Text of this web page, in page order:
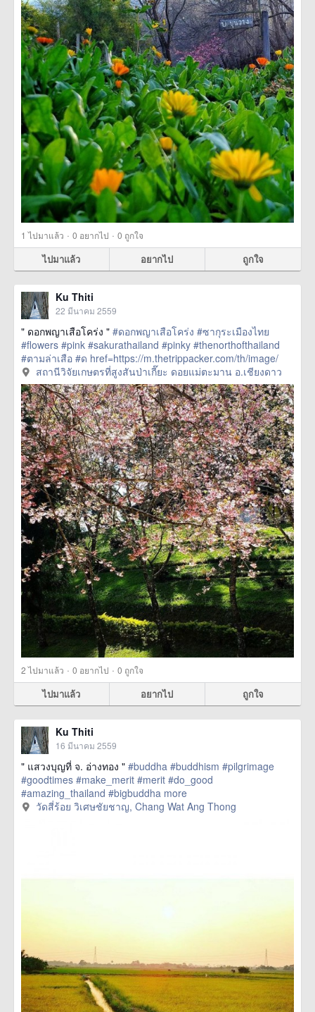
1 ไปมาแล้ว · 0 อยากไป · 0 ถูกใจ
ไปมาแล้ว อยากไป ถูกใจ
Ku Thiti
22 มีนาคม 2559
" ดอกพญาเสือโคร่ง " #ดอกพญาเสือโคร่ง #ซากุระเมืองไทย
#flowers #pink #sakurathailand #pinky #thenorthofthailand
#ตามล่าเสือ #ด href=https://m.thetrippacker.com/th/image/
สถานีวิจัยเกษตรที่สูงสันป่าเกี๊ยะดอยแม่ตะมานอ
เชียงดาว/192488> more
สถานีวิจัยเกษตรที่สูงสันป่าเกี๊ยะ ดอยแม่ตะมาน อ.เชียงดาว
2ไปมาแล้ว · 0 อยากไป · 0 ถูกใจ
ไปมาแล้ว อยากไป ถูกใจ
Ku Thiti
16 มีนาคม 2559
" แสวงบุญที่ จ. อ่างทอง " #buddha #buddhism #pilgrimage
#goodtimes #make_merit #merit #do_good
#amazing_thailand #bigbuddha more
วัดสี่ร้อย วิเศษชัยชาญ, Chang Wat Ang Thong